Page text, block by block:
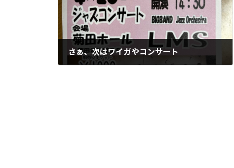
さぁ、次はワイガやコンサート